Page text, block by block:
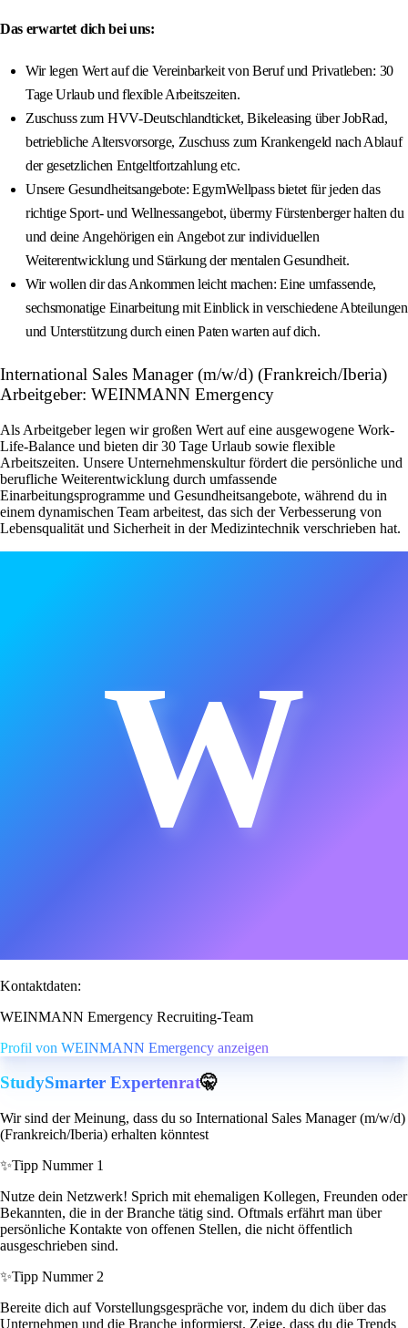
Das erwartet dich bei uns:
Wir legen Wert auf die Vereinbarkeit von Beruf und Privatleben: 30
Tage Urlaub und flexible Arbeitszeiten.
Zuschuss zum HVV-Deutschlandticket, Bikeleasing über JobRad,
betriebliche Altersvorsorge, Zuschuss zum Krankengeld nach Ablauf
der gesetzlichen Entgeltfortzahlung etc.
Unsere Gesundheitsangebote: EgymWellpass bietet für jeden das
richtige Sport- und Wellnessangebot, übermy Fürstenberger halten du
und deine Angehörigen ein Angebot zur individuellen
Weiterentwicklung und Stärkung der mentalen Gesundheit.
Wir wollen dir das Ankommen leicht machen: Eine umfassende,
sechsmonatige Einarbeitung mit Einblick in verschiedene Abteilungen
und Unterstützung durch einen Paten warten auf dich.
International Sales Manager (m/w/d) (Frankreich/Iberia)
Arbeitgeber: WEINMANN Emergency
Als Arbeitgeber legen wir großen Wert auf eine ausgewogene Work-
Life-Balance und bieten dir 30 Tage Urlaub sowie flexible
Arbeitszeiten. Unsere Unternehmenskultur fördert die persönliche und
berufliche Weiterentwicklung durch umfassende
Einarbeitungsprogramme und Gesundheitsangebote, während du in
einem dynamischen Team arbeitest, das sich der Verbesserung von
Lebensqualität und Sicherheit in der Medizintechnik verschrieben hat.
W
Kontaktdaten:
WEINMANN Emergency Recruiting-Team
Profil von WEINMANN Emergency anzeigen
StudySmarter Expertenrat🤫
Wir sind der Meinung, dass du so International Sales Manager (m/w/d)
(Frankreich/Iberia) erhalten könntest
✨Tipp Nummer 1
Nutze dein Netzwerk! Sprich mit ehemaligen Kollegen, Freunden oder
Bekannten, die in der Branche tätig sind. Oftmals erfährt man über
persönliche Kontakte von offenen Stellen, die nicht öffentlich
ausgeschrieben sind.
✨Tipp Nummer 2
Bereite dich auf Vorstellungsgespräche vor, indem du dich über das
Unternehmen und die Branche informierst. Zeige, dass du die Trends